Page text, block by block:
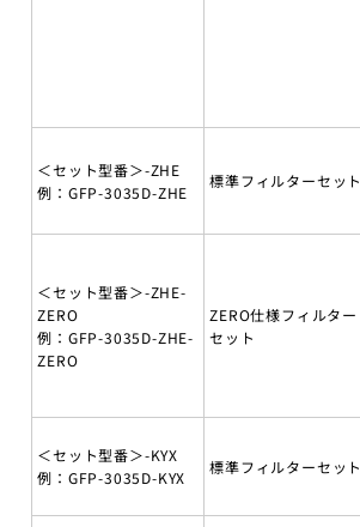
＜セット型番＞-ZHE
例：GFP-3035D-ZHE
標準フィルターセット
＜セット型番＞-ZHE-
ZERO
例：GFP-3035D-ZHE-
ZERO
ZERO仕様フィルター
セット
＜セット型番＞-KYX
例：GFP-3035D-KYX
標準フィルターセット